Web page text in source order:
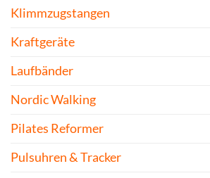
Klimmzugstangen
Kraftgeräte
Laufbänder
Nordic Walking
Pilates Reformer
Pulsuhren & Tracker